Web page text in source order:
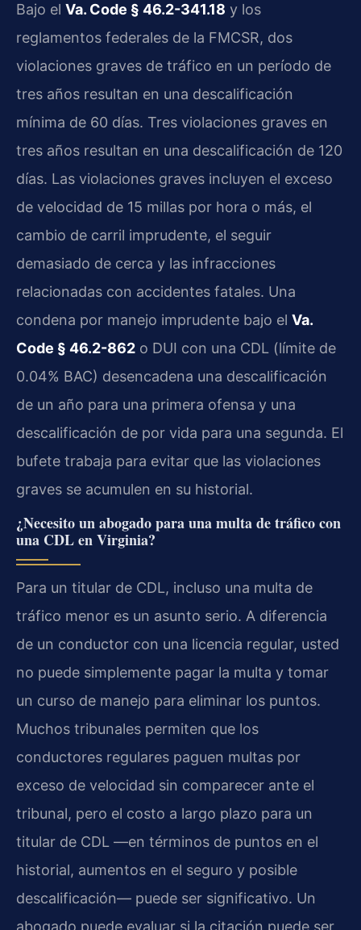
Bajo el Va. Code § 46.2-341.18 y los
reglamentos federales de la FMCSR, dos
violaciones graves de tráfico en un período de
tres años resultan en una descalificación
mínima de 60 días. Tres violaciones graves en
tres años resultan en una descalificación de 120
días. Las violaciones graves incluyen el exceso
de velocidad de 15 millas por hora o más, el
cambio de carril imprudente, el seguir
demasiado de cerca y las infracciones
relacionadas con accidentes fatales. Una
condena por manejo imprudente bajo el Va.
Code § 46.2-862 o DUI con una CDL (límite de
0.04% BAC) desencadena una descalificación
de un año para una primera ofensa y una
descalificación de por vida para una segunda. El
bufete trabaja para evitar que las violaciones
graves se acumulen en su historial.
¿Necesito un abogado para una multa de tráfico con
una CDL en Virginia?
Para un titular de CDL, incluso una multa de
tráfico menor es un asunto serio. A diferencia
de un conductor con una licencia regular, usted
no puede simplemente pagar la multa y tomar
un curso de manejo para eliminar los puntos.
Muchos tribunales permiten que los
conductores regulares paguen multas por
exceso de velocidad sin comparecer ante el
tribunal, pero el costo a largo plazo para un
titular de CDL —en términos de puntos en el
historial, aumentos en el seguro y posible
descalificación— puede ser significativo. Un